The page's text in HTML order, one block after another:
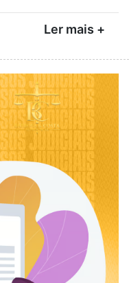
Ler mais +